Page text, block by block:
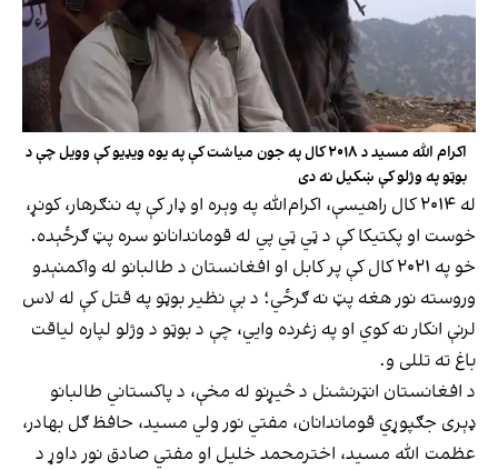
اکرام الله مسید د ۲۰۱۸ کال په جون میاشت کې په یوه ویډیو کې وویل چې د
بوټو په وژلو کې ښکیل نه دی
له ۲۰۱۴ کال راهیسې، اکرام‌الله په وېره او ډار کې په ننګرهار، کونړ،
خوست او پکتیکا کې د ټي ټي پي له قوماندانانو سره پټ ګرځېده.
خو په ۲۰۲۱ کال کې پر کابل او افغانستان د طالبانو له واکمنېدو
وروسته نور هغه پټ نه ګرځي؛ د بې نظیر بوټو په قتل کې له لاس
لرنې انکار نه کوي او په زغرده وايي، چې د بوټو د وژلو لپاره لیاقت
باغ ته تللی و.
د افغانستان انټرنشنل د څیړنو له مخې، د پاکستاني طالبانو
ډېری جګپوړي قوماندانان، مفتي نور ولي مسید، حافظ ګل بهادر،
عظمت الله مسید، اخترمحمد خلیل او مفتي صادق نور داوړ د